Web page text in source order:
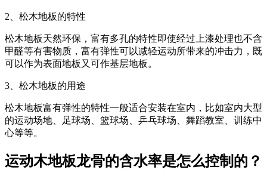
2、松木地板的特性
松木地板天然环保，富有多孔的特性即使经过上漆处理也不含
甲醛等有害物质，富有弹性可以减轻运动所带来的冲击力，既
可以作为表面地板又可作基层地板。
3、松木地板的用途
松木地板富有弹性的特性一般适合安装在室内，比如室内大型
的运动场地、足球场、篮球场、乒乓球场、舞蹈教室、训练中
心等等。
运动木地板龙骨的含水率是怎么控制的？